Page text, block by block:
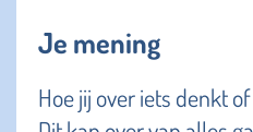
Je mening
Hoe jij over iets denkt